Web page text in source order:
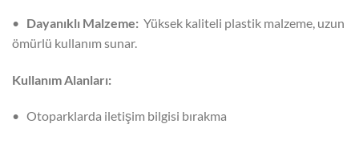
• Dayanıklı Malzeme: Yüksek kaliteli plastik malzeme, uzun
ömürlü kullanım sunar.
Kullanım Alanları:
• Otoparklarda iletişim bilgisi bırakma